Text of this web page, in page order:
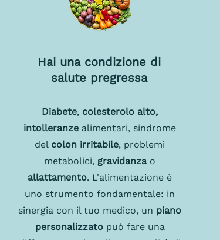
Hai una condizione di
salute pregressa
Diabete, colesterolo alto,
intolleranze alimentari, sindrome
del colon irritabile, problemi
metabolici, gravidanzao
allattamento. L'alimentazione è
uno strumento fondamentale: in
sinergia con il tuo medico, un piano
personalizzatopuò fare una